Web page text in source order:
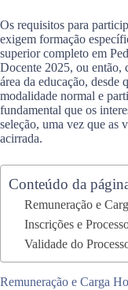
Os requisitos para
exigem formação
superior completo em
Docente 2025, ou então,
área da educação,
modalidade normal e
fundamental que os
seleção, uma vez que as
acirrada.
Conteúdo da
Remuneração e
Inscrições e
Validade do
Remuneração e Carga